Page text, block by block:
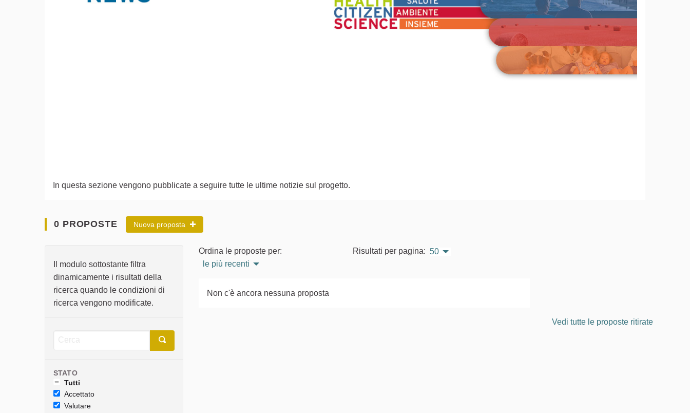
In questa sezione vengono pubblicate a seguire tutte le ultime notizie sul progetto.
0 PROPOSTE Nuova proposta
Il modulo sottostante filtra
dinamicamente i risultati della
ricerca quando le condizioni di
ricerca vengono modificate.
STATO
Tutti
Accettato
Valutare
Ordina le proposte per:
le più recenti
Risultati per pagina: 50
Non c'è ancora nessuna proposta
Vedi tutte le proposte ritirate